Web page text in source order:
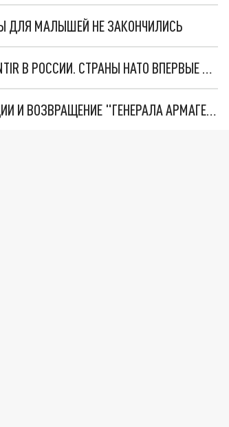
ДЛЯ МАЛЫШЕЙ НЕ ЗАКОНЧИЛИСЬ
"ОЧЕНЬ ПЛОХИЕ НОВОСТИ": БОЛЬШАЯ ОШИБКА PALANTIR В РОССИИ. СТРАНЫ НАТО ВПЕРВЫЕ ЗА СВО ОСТАНОВИЛИ ПОСТАВКИ ОРУЖИЯ. ВСУ ТЕРЯЮТ ПРИГРАНИЧЬЕ?
ТРИ ГЛАВНЫХ ИНСАЙДА ОБ СВО. ОТМЕНА МОБИЛИЗАЦИИ И ВОЗВРАЩЕНИЕ "ГЕНЕРАЛА АРМАГЕДДОНА"? ОТЛИЧНЫЕ НОВОСТИ, КОТОРЫЕ ЖДАЛИ ВСЕ